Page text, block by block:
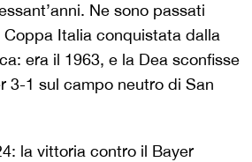
Ne sono passati
Coppa Italia conquistata dalla
era il 1963, e la Dea sconfisse
3-1 sul campo neutro di San
la vittoria contro il Bayer